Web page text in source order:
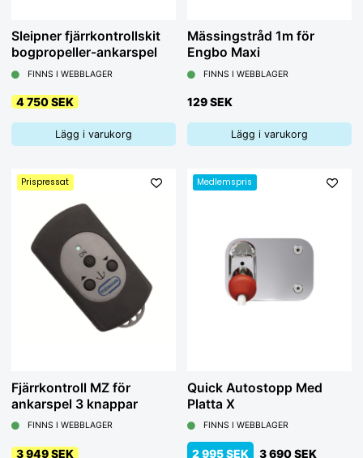
Sleipner fjärrkontrollskit
bogpropeller-ankarspel
FINNS I WEBBLAGER
4 750 SEK
Lägg i varukorg
Mässingstråd 1m för
Engbo Maxi
FINNS I WEBBLAGER
129 SEK
Lägg i varukorg
Prispressat
Fjärrkontroll MZ för
ankarspel 3 knappar
FINNS I WEBBLAGER
3 949 SEK
Medlemspris
Quick Autostopp Med
Platta X
FINNS I WEBBLAGER
2 995 SEK 3 690 SEK